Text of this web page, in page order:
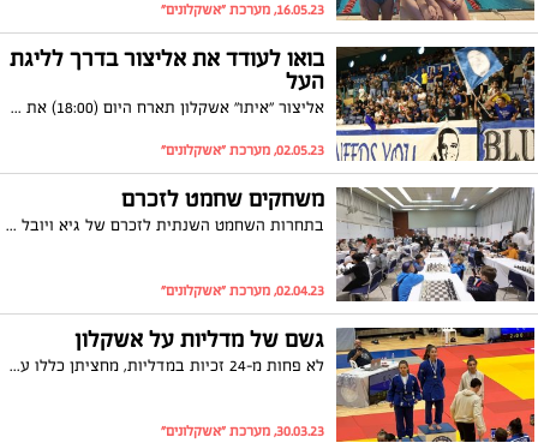
16.05.23, מערכת "אשקלונים"
בואו לעודד את אליצור בדרך לליגת
העל
אליצור "איתו" אשקלון תארח היום (18:00) את עירוני רמת גן במסגרת חצי גמר הפלייאוף של הליגה הלאומית. המשחק הראשון היה צמוד ונגמר בהפסד, היום יותר מתמיד הקבוצה צריכה את הקהל המקומי לצדה
02.05.23, מערכת "אשקלונים"
משחקים שחמט לזכרם
בתחרות השחמט השנתית לזכרם של גיא ויובל ויינר ז"ל השתתפו לראשונה מספר שיא של 18 בתי ספר יסודיים; במקום הראשון זכתה הקבוצה של בית הספר היסודי 'נווה ציון'
02.04.23, מערכת "אשקלונים"
גשם של מדליות על אשקלון
לא פחות מ-24 זכיות במדליות, מחציתן כללו עליות לפסגת הפודיום - כך נראה סיכום אליפות הרצליה הפתוחה עבור ספורטאי מועדון הג'ודו "מיטב אשקלון" שממשיכים להביא גאווה רבה לעיר
30.03.23, מערכת "אשקלונים"